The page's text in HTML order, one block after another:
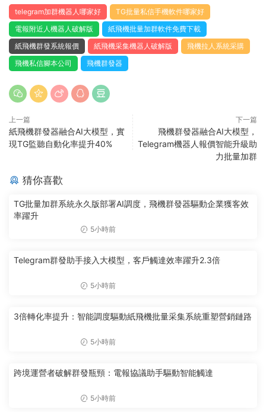
telegram加群機器人哪家好
TG批量私信手機軟件哪家好
電報附近人機器人破解版
紙飛機批量加群軟件免費下載
紙飛機群發系統報價
紙飛機采集機器人破解版
飛機拉人系統采購
飛機私信腳本公司
飛機群發器
上一篇
紙飛機群發器融合AI大模型，實
現TG監聽自動化率提升40%
下一篇
飛機群發器融合AI大模型，
Telegram機器人報價智能升級助
力批量加群
猜你喜歡
TG批量加群系統永久版部署AI調度，飛機群發器驅動企業獲客效
率躍升
5小時前
Telegram群發助手接入大模型，客戶觸達效率躍升2.3倍
5小時前
3倍轉化率提升：智能調度驅動紙飛機批量采集系統重塑營銷鏈路
5小時前
跨境運營者破解群發瓶頸：電報協議助手驅動智能觸達
5小時前